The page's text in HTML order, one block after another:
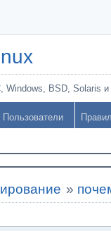
Windows, BSD, Solaris и
Пользователи
»